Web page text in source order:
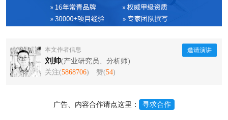
本文作者信息
刘帅(产业研究员、分析师)
关注(5868706) 赞(54)
邀请演讲
广告、内容合作请点这里： 寻求合作